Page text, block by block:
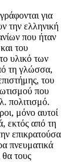
για
την ελληνική
που ήταν
του
υλικό των
τη γλώσσα,
του
που
πολιτισμό.
μόνο αυτοί
εκτός από τη
επικρατούσα
πνευματικά
τους